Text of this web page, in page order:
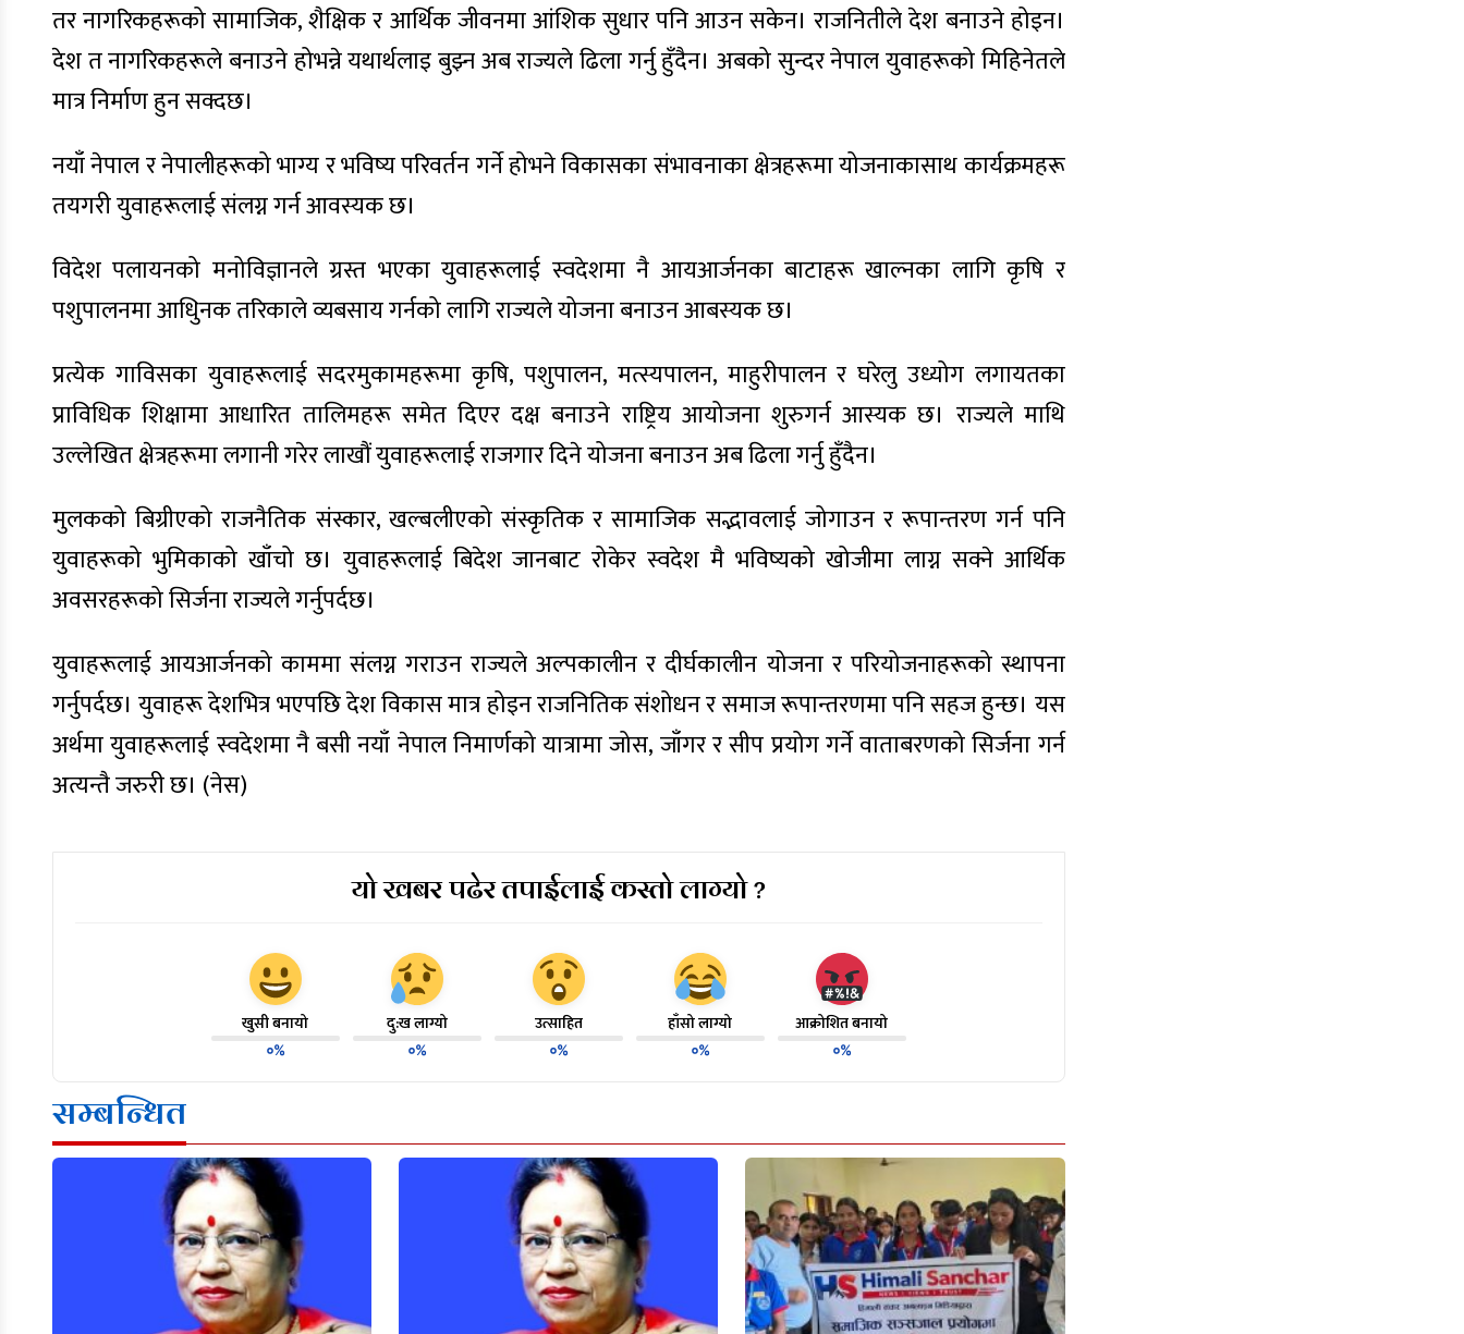
तर नागरिकहरूको सामाजिक, शैक्षिक र आर्थिक जीवनमा आंशिक सुधार पनि आउन सकेन। राजनितीले देश बनाउने होइन।
देश त नागरिकहरूले बनाउने होभन्ने यथार्थलाइ बुझ्न अब राज्यले ढिला गर्नु हुँदैन। अबको सुन्दर नेपाल युवाहरूको मिहिनेतले
मात्र निर्माण हुन सक्दछ।
नयाँ नेपाल र नेपालीहरूको भाग्य र भविष्य परिवर्तन गर्ने होभने विकासका संभावनाका क्षेत्रहरूमा योजनाकासाथ कार्यक्रमहरू
तयगरी युवाहरूलाई संलग्न गर्न आवस्यक छ।
विदेश पलायनको मनोविज्ञानले ग्रस्त भएका युवाहरूलाई स्वदेशमा नै आयआर्जनका बाटाहरू खाल्नका लागि कृषि र
पशुपालनमा आधुिनक तरिकाले व्यबसाय गर्नको लागि राज्यले योजना बनाउन आबस्यक छ।
प्रत्येक गाविसका युवाहरूलाई सदरमुकामहरूमा कृषि, पशुपालन, मत्स्यपालन, माहुरीपालन र घरेलु उध्योग लगायतका
प्राविधिक शिक्षामा आधारित तालिमहरू समेत दिएर दक्ष बनाउने राष्ट्रिय आयोजना शुरुगर्न आस्यक छ। राज्यले माथि
उल्लेखित क्षेत्रहरूमा लगानी गरेर लाखौं युवाहरूलाई राजगार दिने योजना बनाउन अब ढिला गर्नु हुँदैन।
मुलकको बिग्रीएको राजनैतिक संस्कार, खल्बलीएको संस्कृतिक र सामाजिक सद्भावलाई जोगाउन र रूपान्तरण गर्न पनि
युवाहरूको भुमिकाको खाँचो छ। युवाहरूलाई बिदेश जानबाट रोकेर स्वदेश मै भविष्यको खोजीमा लाग्न सक्ने आर्थिक
अवसरहरूको सिर्जना राज्यले गर्नुपर्दछ।
युवाहरूलाई आयआर्जनको काममा संलग्न गराउन राज्यले अल्पकालीन र दीर्घकालीन योजना र परियोजनाहरूको स्थापना
गर्नुपर्दछ। युवाहरू देशभित्र भएपछि देश विकास मात्र होइन राजनितिक संशोधन र समाज रूपान्तरणमा पनि सहज हुन्छ। यस
अर्थमा युवाहरूलाई स्वदेशमा नै बसी नयाँ नेपाल निमार्णको यात्रामा जोस, जाँगर र सीप प्रयोग गर्ने वाताबरणको सिर्जना गर्न
अत्यन्तै जरुरी छ। (नेस)
यो खबर पढेर तपाईलाई कस्तो लाग्यो ?
खुसी बनायो
०%
दु:ख लाग्यो
०%
उत्साहित
०%
हाँसो लाग्यो
०%
आक्रोशित बनायो
०%
सम्बन्धित